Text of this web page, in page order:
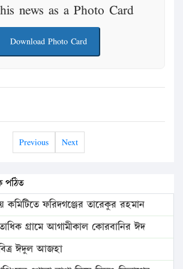
news as a Photo Card
Download Photo Card
Previous Next
পঠিত
কমিটিতে ফরিদগঞ্জের তারেকুর রহমান
গ্রামে আগামীকাল কোরবানির ঈদ
ঈদুল আজহা